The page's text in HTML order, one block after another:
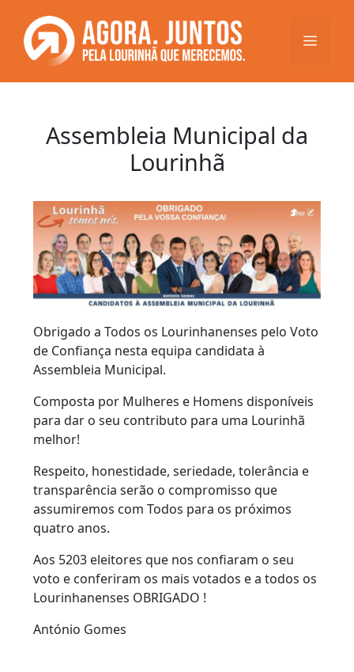
para
conteúdo
Menu
Assembleia Municipal da
Lourinhã
Obrigado a Todos os Lourinhanenses pelo Voto
de Confiança nesta equipa candidata à
Assembleia Municipal.
Composta por Mulheres e Homens disponíveis
para dar o seu contributo para uma Lourinhã
melhor!
Respeito, honestidade, seriedade, tolerância e
transparência serão o compromisso que
assumiremos com Todos para os próximos
quatro anos.
Aos 5203 eleitores que nos confiaram o seu
voto e conferiram os mais votados e a todos os
Lourinhanenses OBRIGADO !
António Gomes